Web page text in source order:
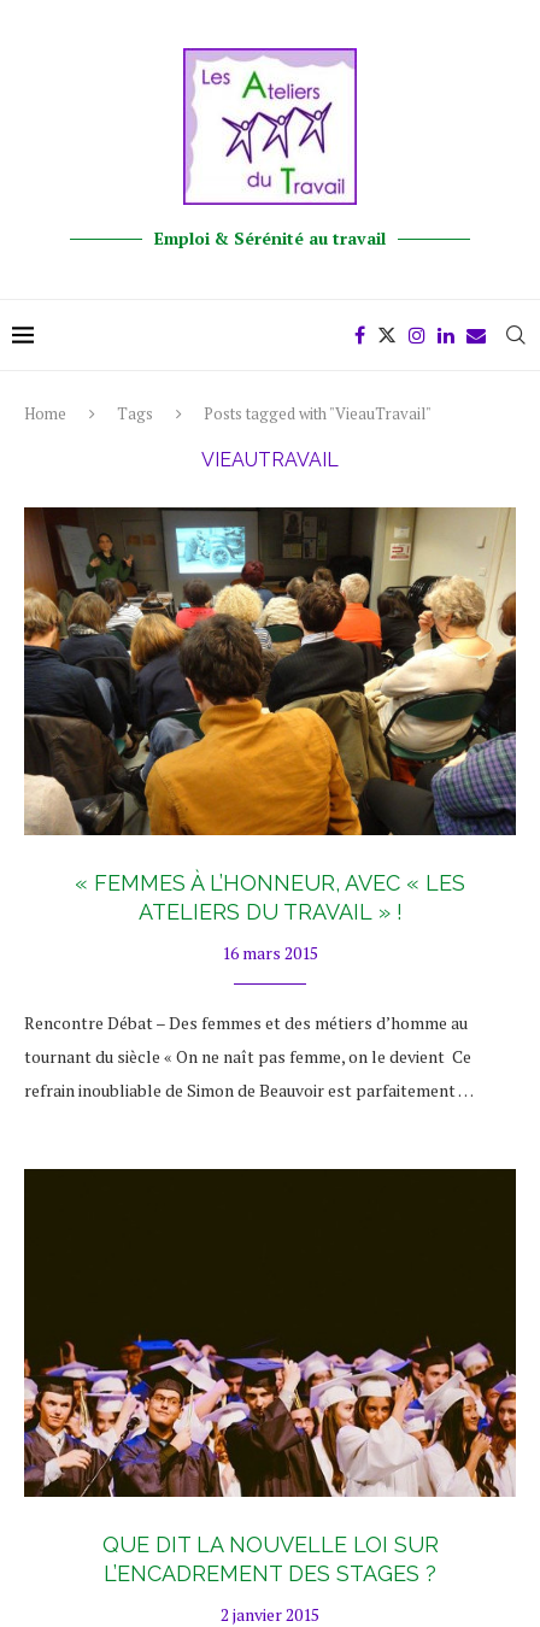
Emploi & Sérénité au travail
Home Tags Posts tagged with "VieauTravail"
VIEAUTRAVAIL
« FEMMES À L’HONNEUR, AVEC « LES
ATELIERS DU TRAVAIL » !
16 mars 2015
Rencontre Débat – Des femmes et des métiers d’homme au
tournant du siècle « On ne naît pas femme, on le devient Ce
refrain inoubliable de Simon de Beauvoir est parfaitement …
QUE DIT LA NOUVELLE LOI SUR
L’ENCADREMENT DES STAGES ?
2 janvier 2015